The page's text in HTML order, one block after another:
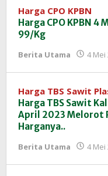
Harga CPO KPBN
Harga CPO KPBN 4
99/Kg
Berita Utama 4 Mei
Harga TBS Sawit
Harga TBS Sawit
April 2023 Melorot
Harganya..
Berita Utama 4 Mei